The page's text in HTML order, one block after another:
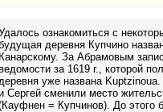
ознакомиться с
деревня Купчино
Канарскому. За Абрамовым
ведомости за 1619 г., которой
уже названа
и Сергей сменили место
= Купчинов). До этого